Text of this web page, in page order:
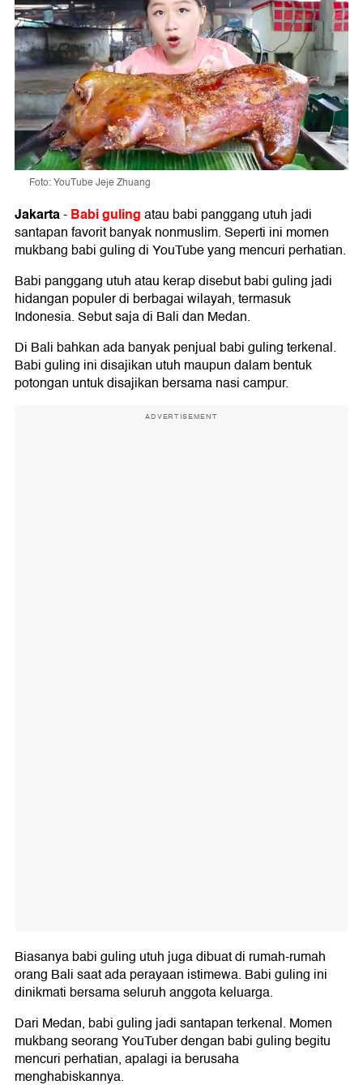
Foto: YouTube Jeje Zhuang
Jakarta-Babi gulingatau babi panggang utuh jadi
santapan favorit banyak nonmuslim. Seperti ini momen
mukbang babi guling di YouTube yang mencuri perhatian.
Babi panggang utuh atau kerap disebut babi guling jadi
hidangan populer di berbagai wilayah, termasuk
Indonesia. Sebut saja di Bali dan Medan.
Di Bali bahkan ada banyak penjual babi guling terkenal.
Babi guling ini disajikan utuh maupun dalam bentuk
potongan untuk disajikan bersama nasi campur.
ADVERTISEMENT
Biasanya babi guling utuh juga dibuat di rumah-rumah
orang Bali saat ada perayaan istimewa. Babi guling ini
dinikmati bersama seluruh anggota keluarga.
Dari Medan, babi guling jadi santapan terkenal. Momen
mukbang seorang YouTuber dengan babi guling begitu
mencuri perhatian, apalagi ia berusaha
menghabiskannya.